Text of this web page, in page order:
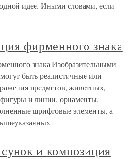
идее. Иными словами, если
фирменного знака
знака Изобразительными
быть реалистичные или
предметов, животных,
и линии, орнаменты,
шрифтовые элементы, а
и композиция